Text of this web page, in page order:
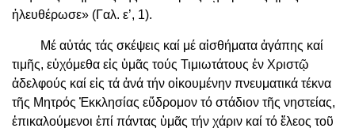
ἠλευθέρωσε» (Γαλ. ε’, 1).
Μέ αὐτάς τάς σκέψεις καί μέ αἰσθήματα ἀγάπης καί
τιμῆς, εὐχόμεθα εἰς ὑμᾶς τούς Τιμιωτάτους ἐν Χριστῷ
ἀδελφούς καί εἰς τά ἀνά τήν οἰκουμένην πνευματικά τέκνα
τῆς Μητρός Ἐκκλησίας εὔδρομον τό στάδιον τῆς νηστείας,
ἐπικαλούμενοι ἐπί πάντας ὑμᾶς τήν χάριν καί τό ἔλεος τοῦ